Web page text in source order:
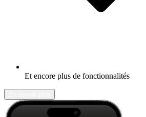
Et encore plus de fonctionnalités